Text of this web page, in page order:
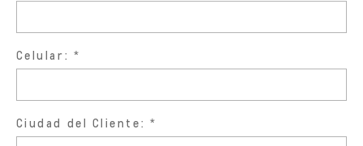
Celular:
Ciudad del Cliente: